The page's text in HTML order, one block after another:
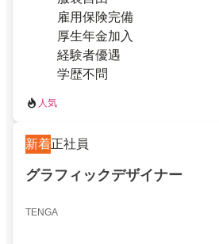
雇用保険完備
厚生年金加入
経験者優遇
学歴不問
人気
新着正社員
グラフィックデザイナー
TENGA